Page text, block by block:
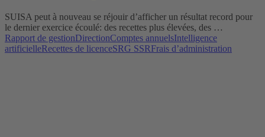
SUISA peut à nouveau se réjouir d’afficher un résultat record pour
le dernier exercice écoulé: des recettes plus élevées, des …
Rapport de gestionDirectionComptes annuelsIntelligence
artificielleRecettes de licenceSRG SSRFrais d’administration